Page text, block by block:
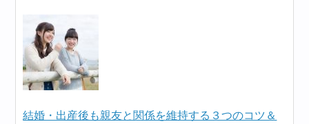
結婚・出産後も親友と関係を維持する３つのコツ＆